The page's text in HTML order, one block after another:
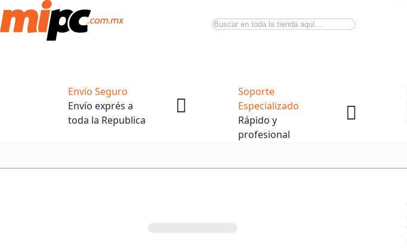
Buscar
Envío Seguro
Envío exprés a
toda la Republica
Soporte
Especializado
Rápido y
profesional